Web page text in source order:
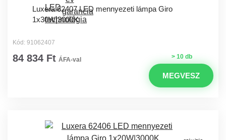
Luxera 62407 LED mennyezeti lámpa Giro
1x30W|3000K
Kód: 91062407
> 10 db
84 834 Ft ÁFA-val
MEGVESZ